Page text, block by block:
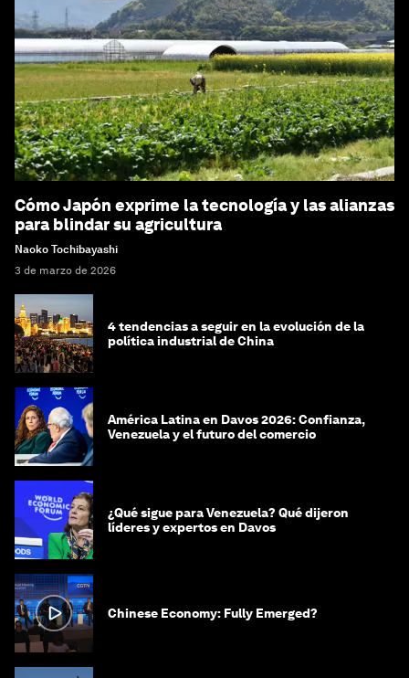
Cómo Japón exprime la tecnología y las alianzas
para blindar su agricultura
Naoko Tochibayashi
3 de marzo de 2026
4 tendencias a seguir en la evolución de la
política industrial de China
América Latina en Davos 2026: Confianza,
Venezuela y el futuro del comercio
¿Qué sigue para Venezuela? Qué dijeron
líderes y expertos en Davos
Chinese Economy: Fully Emerged?